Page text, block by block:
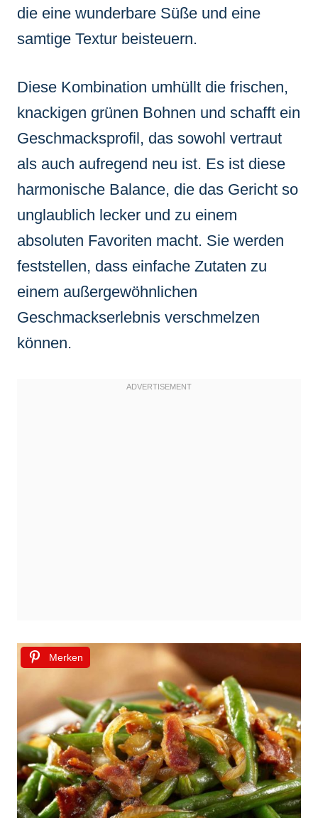
die eine wunderbare Süße und eine
samtige Textur beisteuern.
Diese Kombination umhüllt die frischen,
knackigen grünen Bohnen und schafft ein
Geschmacksprofil, das sowohl vertraut
als auch aufregend neu ist. Es ist diese
harmonische Balance, die das Gericht so
unglaublich lecker und zu einem
absoluten Favoriten macht. Sie werden
feststellen, dass einfache Zutaten zu
einem außergewöhnlichen
Geschmackserlebnis verschmelzen
können.
Merken